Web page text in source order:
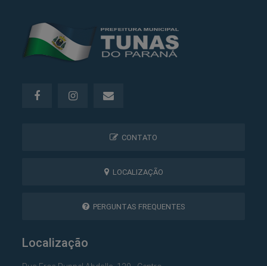
CONTATO
LOCALIZAÇÃO
PERGUNTAS FREQUENTES
Localização